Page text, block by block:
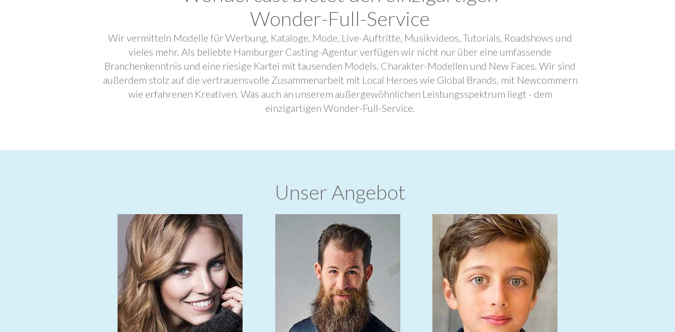
Wonder-Full-Service
Wir vermitteln Modelle für Werbung, Kataloge, Mode, Live-Auftritte, Musikvideos, Tutorials, Roadshows und
vieles mehr. Als beliebte Hamburger Casting-Agentur verfügen wir nicht nur über eine umfassende
Branchenkenntnis und eine riesige Kartei mit tausenden Models, Charakter-Modellen und New Faces. Wir sind
außerdem stolz auf die vertrauensvolle Zusammenarbeit mit Local Heroes wie Global Brands, mit Newcommern
wie erfahrenen Kreativen. Was auch an unserem außergewöhnlichen Leistungsspektrum liegt - dem
einzigartigen Wonder-Full-Service.
Unser Angebot